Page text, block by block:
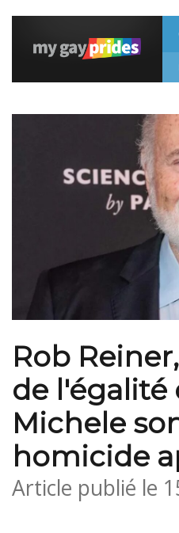
Rob
de l'égalité
Michele
homicide
Article publié le